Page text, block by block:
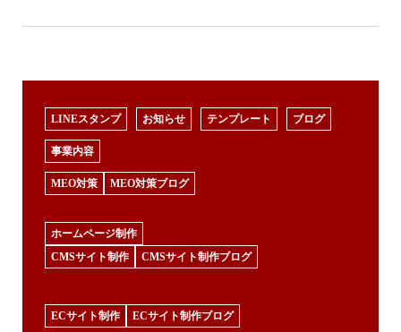
LINEスタンプ お知らせ テンプレート ブログ
事業内容
MEO対策 MEO対策ブログ
ホームページ制作
CMSサイト制作
CMSサイト制作ブログ
ECサイト制作 ECサイト制作ブログ